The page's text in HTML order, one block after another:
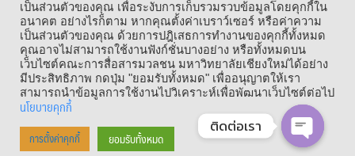
Copyright © 1964 – 2021 Faculty of Mass Communication, Chiang Mai
เป็นส่วนตัวของคุณ เพื่อระงับการเก็บรวมรวบข้อมูลโดยคุกกี้ใน
อนาคต อย่างไรก็ตาม หากคุณตั้งค่าเบราว์เซอร์ หรือค่าความ
เป็นส่วนตัวของคุณ ด้วยการปฎิเสธการทำงานของคุกกี้ทั้งหมด
คุณอาจไม่สามารถใช้งานฟังก์ชั่นบางอย่าง หรือทั้งหมดบน
เว็บไซต์คณะการสื่อสารมวลชน มหาวิทยาลัยเชียงใหม่ได้อย่าง
มีประสิทธิภาพ กดปุ่ม "ยอมรับทั้งหมด" เพื่ออนุญาตให้เรา
สามารถนำข้อมูลการใช้งานไปวิเคราะห์เพื่อพัฒนาเว็บไซต์ต่อไป
นโยบายคุกกี้
การตั้งค่าคุกกี้ ยอมรับทั้งหมด
ติดต่อเรา
OPEN